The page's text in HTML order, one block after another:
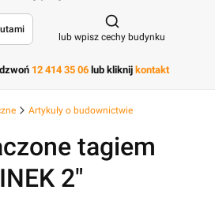
Otwórz
lub wpisz cechy budynku
12 414 35 06 lub kliknij kontakt
Artykuły o budownictwie
tagiem
2"